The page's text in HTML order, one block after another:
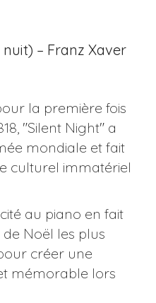
– Franz Xaver
la première fois
"Silent Night" a
mondiale et fait
culturel immatériel
au piano en fait
Noël les plus
créer une
mémorable lors